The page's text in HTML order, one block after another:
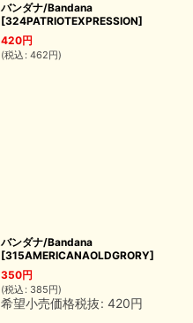
バンダナ/Bandana
[324PATRIOTEXPRESSION]
420円
(税込 : 462円)
バンダナ/Bandana
[315AMERICANAOLDGRORY]
350円
(税込 : 385円)
希望小売価格税抜: 420円